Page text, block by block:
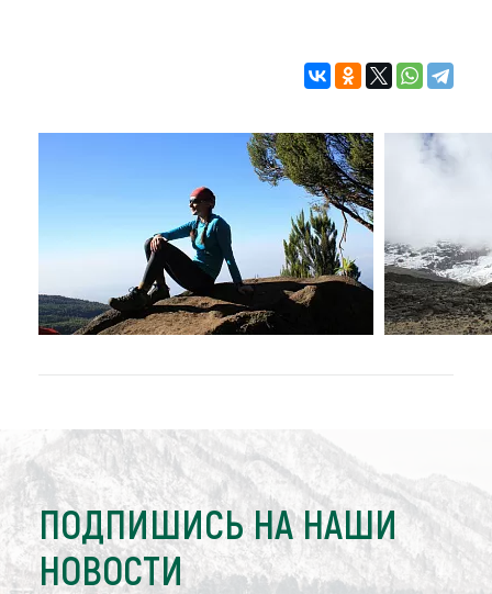
ПОДПИШИСЬ НА НАШИ
НОВОСТИ